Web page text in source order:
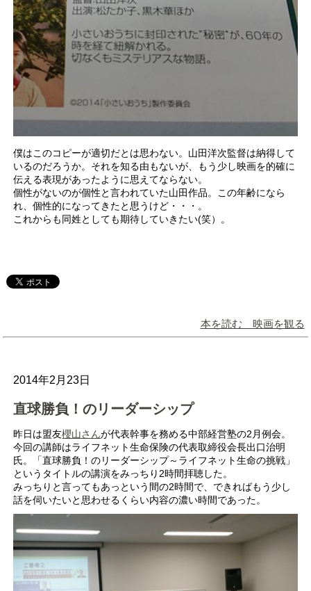
僕はこのコピーが適切だとは思わない。山田洋次監督は納得して
いるのだろうか。それを知る由もないが、もう少し映画を的確に
伝える表現があったように思えてならない。
個性がないのが個性と言われていた山田作品。この年齢になら
れ、個性的になってきたと思うけど・・・。
これからも同姓としても期待していきたい(笑）。
本を読む 映画を観る
2014年2月23日
直球勝負！のリーダーシップ
昨日は盟友櫻山さんが代表幹事を務める中部経営塾の2月例会。
今回の講師はライフネット生命保険の代表取締役会長出口治明
氏。「直球勝負！のリーダーシップ～ライフネット生命の挑戦」
というタイトルの講演をみっちり2時間拝聴した。
みっちりと言ってもあっという間の2時間で、できればもう少し
話を伺いたいと思わせるくらい内容の濃い時間であった。